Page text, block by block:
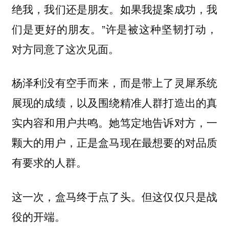
绝我，我们还是朋友。如果我提案成功，我
们是更好的朋友。”许是被这种坚韧打动，
对方同意了这次见面。
杨泽利没有空手而来，而是带上了灵犀系统
展现的成绩，以及围绕精准人群打造出的真
实内容和用户共鸣。她笃定地告诉对方，一
颗大的用户，正是盒马现在最想要的对品质
有要求的人群。
这一次，盒马终于点了头。但这仅仅只是战
役的开端。